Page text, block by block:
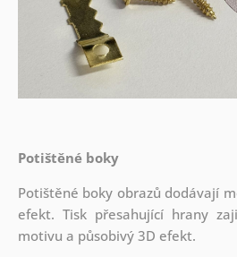
Potištěné boky
Potištěné boky obrazů dodávají
efekt. Tisk přesahující hrany
motivu a působivý 3D efekt.